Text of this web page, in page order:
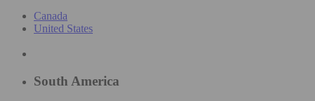
Canada
United States
South America